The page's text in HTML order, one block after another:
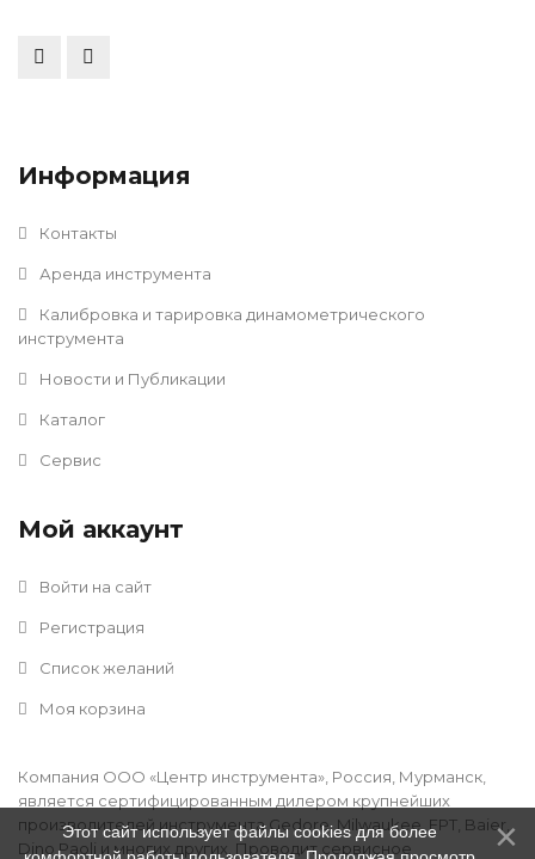
Информация
Контакты
Аренда инструмента
Калибровка и тарировка динамометрического
инструмента
Новости и Публикации
Каталог
Сервис
Мой аккаунт
Войти на сайт
Регистрация
Список желаний
Моя корзина
Компания ООО «Центр инструмента», Россия, Мурманск,
является сертифицированным дилером крупнейших
производителей инструмента Gedore, Milwaukee, FPT, Baier,
Dino Paoli и многих других. Проводит сервисное
Этот сайт использует файлы cookies для более